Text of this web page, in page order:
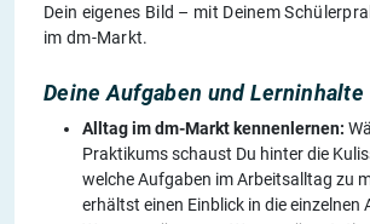
Dein eigenes Bild – mit Deinem
im dm-Markt.
Deine Aufgaben und Lerninhalte
Alltag im dm-Markt kennenlernen:
Praktikums schaust Du hinter die
welche Aufgaben im Arbeitsalltag zu
erhältst einen Einblick in die einzelnen